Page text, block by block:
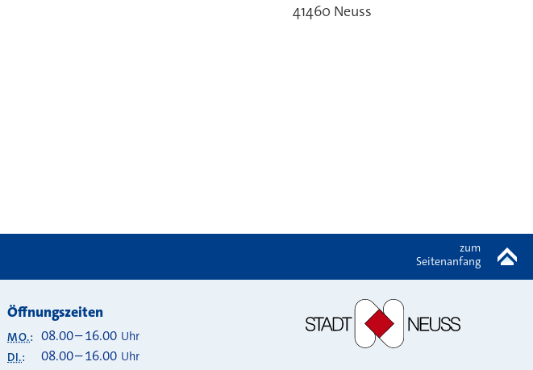
41460 Neuss
zum
Seitenanfang
Öffnungszeiten
MO.: 08.00–16.00 Uhr
DI.: 08.00–16.00 Uhr